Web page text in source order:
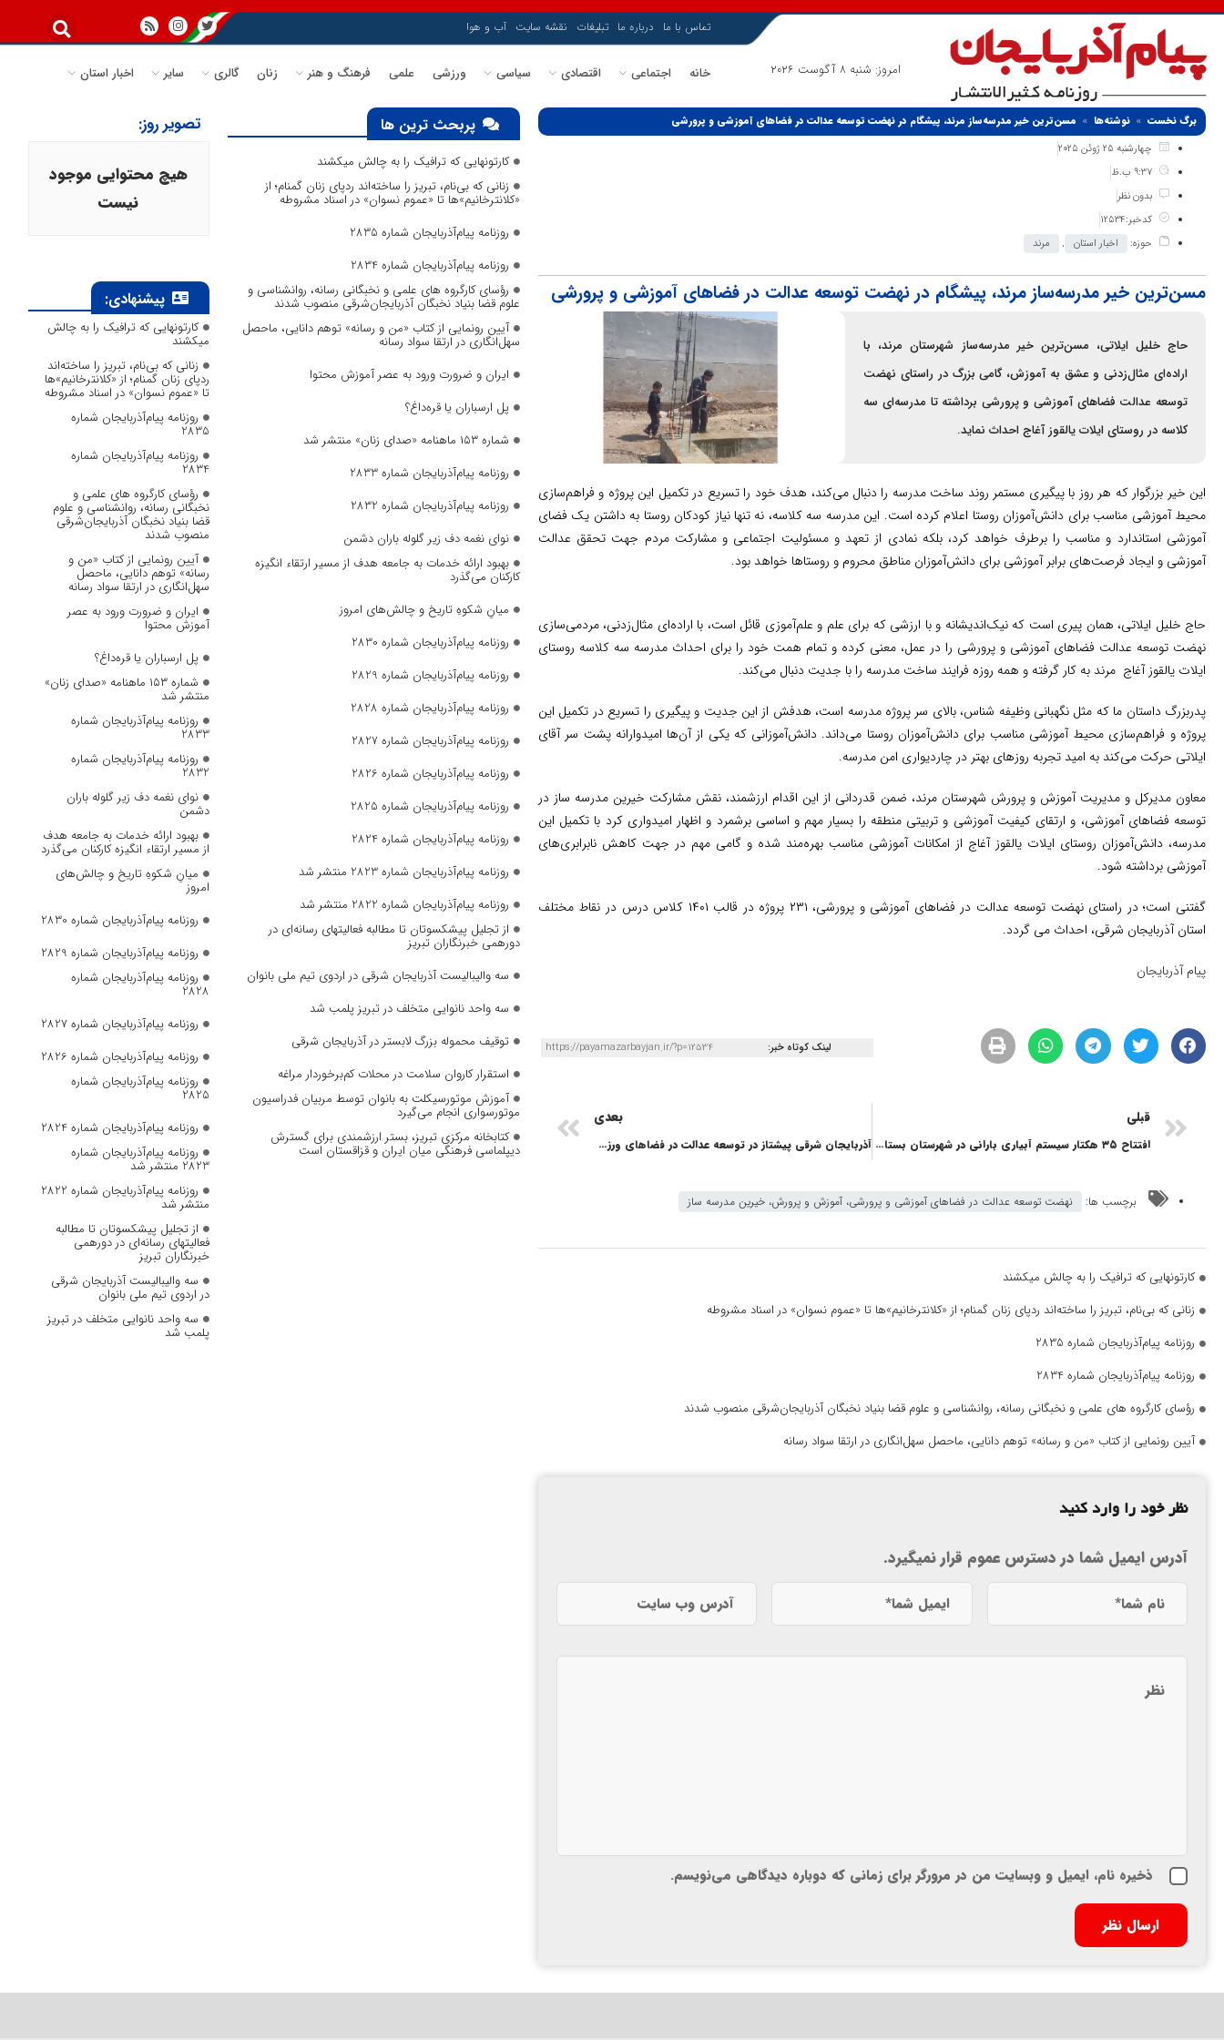
امروز: شنبه 8 آگوست 2026
تماس با ما درباره ما تبلیغات نقشه سایت آب و هوا
خانه اجتماعی اقتصادی سیاسی ورزشی علمی فرهنگ و هنر زنان گالری سایر اخبار استان
برگ نخست نوشته‌ها
مسن‌ترین خیر مدرسه‌ساز مرند، پیشگام در نهضت توسعه عدالت در فضاهای آموزشی و پرورشی
چهارشنبه 25 ژوئن 2025
9:37 ب.ظ
بدون نظر
کدخبر:12534
حوزه:
اخبار استان , مرند
مسن‌ترین خیر مدرسه‌ساز مرند، پیشگام در نهضت توسعه عدالت در فضاهای آموزشی و پرورشی
حاج خلیل ایلاتی، مسن‌ترین خیر مدرسه‌ساز شهرستان مرند، با
اراده‌ای مثال‌زدنی و عشق به آموزش، گامی بزرگ در راستای نهضت
توسعه عدالت فضاهای آموزشی و پرورشی برداشته تا مدرسه‌ای سه
کلاسه در روستای ایلات یالقوز آغاج احداث نماید.
این خیر بزرگوار که هر روز با پیگیری مستمر روند ساخت مدرسه را دنبال می‌کند، هدف خود را تسریع در تکمیل این پروژه و فراهم‌سازی
محیط آموزشی مناسب برای دانش‌آموزان روستا اعلام کرده است. این مدرسه سه کلاسه، نه تنها نیاز کودکان روستا به داشتن یک فضای
آموزشی استاندارد و مناسب را برطرف خواهد کرد، بلکه نمادی از تعهد و مسئولیت اجتماعی و مشارکت مردم جهت تحقق عدالت
آموزشی و ایجاد فرصت‌های برابر آموزشی برای دانش‌آموزان مناطق محروم و روستاها خواهد بود.
حاج خلیل ایلاتی، همان پیری است که نیک‌اندیشانه و با ارزشی که برای علم و علم‌آموزی قائل است، با اراده‌ای مثال‌زدنی، مردمی‌سازی
نهضت توسعه عدالت فضاهای آموزشی و پرورشی را در عمل، معنی کرده و تمام همت خود را برای احداث مدرسه‌ سه کلاسه روستای
ایلات یالقوز آغاج مرند به کار گرفته و همه روزه فرایند ساخت مدرسه را با جدیت دنبال می‌کند.
پدربزرگ داستان ما که مثل نگهبانی وظیفه شناس، بالای سر پروژه مدرسه است، هدفش از این جدیت و پیگیری را تسریع در تکمیل این
پروژه و فراهم‌سازی محیط آموزشی مناسب برای دانش‌آموزان روستا می‌داند. دانش‌آموزانی که یکی از آن‌ها امیدوارانه پشت سر آقای
ایلاتی حرکت می‌کند به امید تجربه روزهای بهتر در چاردیواری امن مدرسه.
معاون مدیرکل و مدیریت آموزش و پرورش شهرستان مرند، ضمن قدردانی از این اقدام ارزشمند، نقش مشارکت خیرین مدرسه ساز در
توسعه فضاهای آموزشی، و ارتقای کیفیت آموزشی و تربیتی منطقه را بسیار مهم و اساسی برشمرد و اظهار امیدواری کرد با تکمیل این
مدرسه، دانش‌آموزان روستای ایلات یالقوز آغاج از امکانات آموزشی مناسب بهره‌مند شده و گامی مهم در جهت کاهش نابرابری‌های
آموزشی برداشته شود.
گفتنی است؛ در راستای نهضت توسعه عدالت در فضاهای آموزشی و پرورشی، ۲۳۱ پروژه در قالب ۱۴۰۱ کلاس درس در نقاط مختلف
استان آذربایجان شرقی، احداث می گردد.
پیام آذربایجان
لینک کوتاه خبر: https://payamazarbayjan.ir/?p=12534
قبلی
افتتاح ۳۵ هکتار سیستم آبیاری بارانی در شهرستان بستان‌آباد
بعدی
آذربایجان شرقی پیشتاز در توسعه عدالت در فضاهای ورزشی
برچسب ها: نهضت توسعه عدالت در فضاهای آموزشی و پرورشی، آموزش و پرورش، خیرین مدرسه ساز
کارتونهایی که ترافیک را به چالش میکشند
زنانی که بی‌نام، تبریز را ساخته‌اند ردپای زنان گمنام؛ از «کلانترخانیم»ها تا «عموم نسوان» در اسناد مشروطه
روزنامه پیام‌آذربایجان شماره 2835
روزنامه پیام‌آذربایجان شماره 2834
رؤسای کارگروه های علمی و نخبگانی رسانه، روانشناسی و علوم قضا بنیاد نخبگان آذربایجان‌شرقی منصوب شدند
آیین رونمایی از کتاب «من و رسانه» توهم دانایی، ماحصل سهل‌انگاری در ارتقا سواد رسانه
نظر خود را وارد کنید
آدرس ایمیل شما در دسترس عموم قرار نمیگیرد.
ذخیره نام، ایمیل و وبسایت من در مرورگر برای زمانی که دوباره دیدگاهی می‌نویسم.
پربحث ترین ها
کارتونهایی که ترافیک را به چالش میکشند
زنانی که بی‌نام، تبریز را ساخته‌اند ردپای زنان گمنام؛ از
«کلانترخانیم»ها تا «عموم نسوان» در اسناد مشروطه
روزنامه پیام‌آذربایجان شماره 2835
روزنامه پیام‌آذربایجان شماره 2834
رؤسای کارگروه های علمی و نخبگانی رسانه، روانشناسی و
علوم قضا بنیاد نخبگان آذربایجان‌شرقی منصوب شدند
آیین رونمایی از کتاب «من و رسانه» توهم دانایی، ماحصل
سهل‌انگاری در ارتقا سواد رسانه
ایران و ضرورت ورود به عصر آموزش محتوا
پل ارسباران یا قره‌داغ؟
شماره ۱۵۳ ماهنامه «صدای زنان» منتشر شد
روزنامه پیام‌آذربایجان شماره 2833
روزنامه پیام‌آذربایجان شماره 2832
نوای نغمه دف زیر گلوله باران دشمن
بهبود ارائه خدمات به جامعه هدف از مسیر ارتقاء انگیزه
کارکنان می‌گذرد
میانِ شکوهِ تاریخ و چالش‌های امروز
روزنامه پیام‌آذربایجان شماره 2830
روزنامه پیام‌آذربایجان شماره 2829
روزنامه پیام‌آذربایجان شماره 2828
روزنامه پیام‌آذربایجان شماره 2827
روزنامه پیام‌آذربایجان شماره 2826
روزنامه پیام‌آذربایجان شماره 2825
روزنامه پیام‌آذربایجان شماره 2824
روزنامه پیام‌آذربایجان شماره 2823 منتشر شد
روزنامه پیام‌آذربایجان شماره 2822 منتشر شد
از تجلیل پیشکسوتان تا مطالبه فعالیتهای رسانه‌ای در
دورهمی خبرنگاران تبریز
سه والیبالیست آذربایجان‌ شرقی در اردوی تیم ملی بانوان
سه واحد نانوایی متخلف در تبریز پلمب شد
توقیف محموله بزرگ لابستر در آذربایجان شرقی
استقرار کاروان سلامت در محلات کم‌برخوردار مراغه
آموزش موتورسیکلت به بانوان توسط مربیان فدراسیون
موتورسواری انجام می‌گیرد
کتابخانه مرکزی تبریز، بستر ارزشمندی برای گسترش
دیپلماسی فرهنگی میان ایران و قزاقستان است
تصویر روز:
هیچ محتوایی موجود
نیست
پیشنهادی:
کارتونهایی که ترافیک را به چالش
میکشند
زنانی که بی‌نام، تبریز را ساخته‌اند
ردپای زنان گمنام؛ از «کلانترخانیم»ها
تا «عموم نسوان» در اسناد مشروطه
روزنامه پیام‌آذربایجان شماره
2835
روزنامه پیام‌آذربایجان شماره
2834
رؤسای کارگروه های علمی و
نخبگانی رسانه، روانشناسی و علوم
قضا بنیاد نخبگان آذربایجان‌شرقی
منصوب شدند
آیین رونمایی از کتاب «من و
رسانه» توهم دانایی، ماحصل
سهل‌انگاری در ارتقا سواد رسانه
ایران و ضرورت ورود به عصر
آموزش محتوا
پل ارسباران یا قره‌داغ؟
شماره ۱۵۳ ماهنامه «صدای زنان»
منتشر شد
روزنامه پیام‌آذربایجان شماره
2833
روزنامه پیام‌آذربایجان شماره
2832
نوای نغمه دف زیر گلوله باران
دشمن
بهبود ارائه خدمات به جامعه هدف
از مسیر ارتقاء انگیزه کارکنان می‌گذرد
میانِ شکوهِ تاریخ و چالش‌های
امروز
روزنامه پیام‌آذربایجان شماره 2830
روزنامه پیام‌آذربایجان شماره 2829
روزنامه پیام‌آذربایجان شماره
2828
روزنامه پیام‌آذربایجان شماره 2827
روزنامه پیام‌آذربایجان شماره 2826
روزنامه پیام‌آذربایجان شماره
2825
روزنامه پیام‌آذربایجان شماره 2824
روزنامه پیام‌آذربایجان شماره
2823 منتشر شد
روزنامه پیام‌آذربایجان شماره 2822
منتشر شد
از تجلیل پیشکسوتان تا مطالبه
فعالیتهای رسانه‌ای در دورهمی
خبرنگاران تبریز
سه والیبالیست آذربایجان‌ شرقی
در اردوی تیم ملی بانوان
سه واحد نانوایی متخلف در تبریز
پلمب شد